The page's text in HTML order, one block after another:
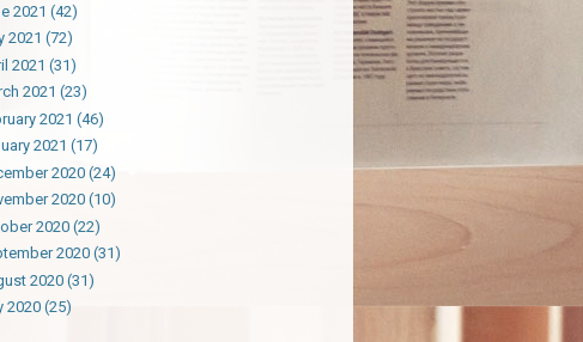
2021 (42)
2021 (72)
2021 (31)
2021 (23)
2021 (46)
2021 (17)
2020(24)
2020(10)
2020(22)
2020 (31)
2020 (31)
2020 (25)